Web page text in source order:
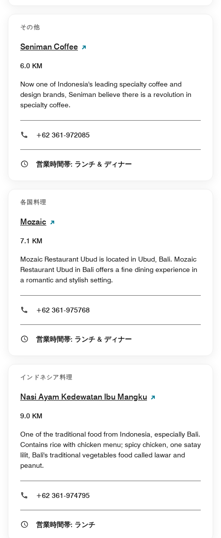
その他
Seniman Coffee
6.0 KM
Now one of Indonesia's leading specialty coffee and
design brands, Seniman believe there is a revolution in
specialty coffee.
+62 361-972085
営業時間帯: ランチ & ディナー
各国料理
Mozaic
7.1 KM
Mozaic Restaurant Ubud is located in Ubud, Bali. Mozaic
Restaurant Ubud in Bali offers a fine dining experience in
a romantic and stylish setting.
+62 361-975768
営業時間帯: ランチ & ディナー
インドネシア料理
Nasi Ayam Kedewatan Ibu Mangku
9.0 KM
One of the traditional food from Indonesia, especially Bali.
Contains rice with chicken menu; spicy chicken, one satay
lilit, Bali's traditional vegetables food called lawar and
peanut.
+62 361-974795
営業時間帯: ランチ